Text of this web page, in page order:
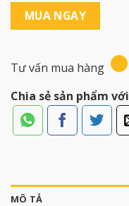
MUA NGAY
Tư vấn mua hàng
Chia sẻ sản phẩm
MÔ TẢ